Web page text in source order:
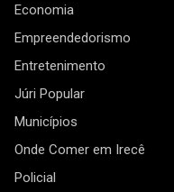
Economia
Empreendedorismo
Entretenimento
Júri Popular
Municípios
Onde Comer em Irecê
Policial